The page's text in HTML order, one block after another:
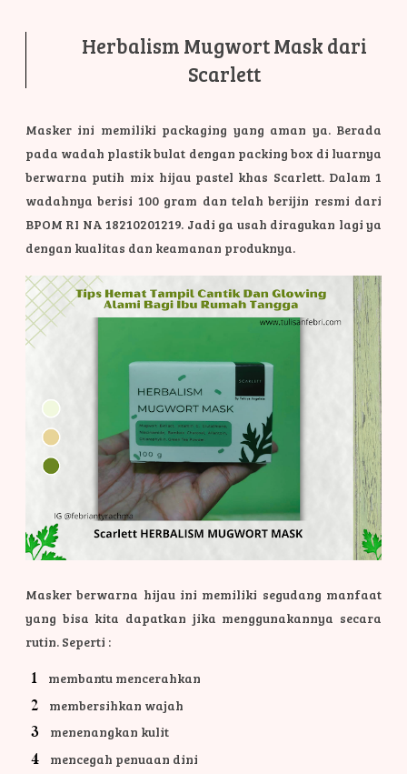
Herbalism Mugwort Mask dari
Scarlett
Masker ini memiliki packaging yang aman ya. Berada
pada wadah plastik bulat dengan packing box di luarnya
berwarna putih mix hijau pastel khas Scarlett. Dalam 1
wadahnya berisi 100 gram dan telah berijin resmi dari
BPOM RI NA 18210201219. Jadi ga usah diragukan lagi ya
dengan kualitas dan keamanan produknya.
Masker berwarna hijau ini memiliki segudang manfaat
yang bisa kita dapatkan jika menggunakannya secara
rutin. Seperti :
membantu mencerahkan
membersihkan wajah
menenangkan kulit
mencegah penuaan dini